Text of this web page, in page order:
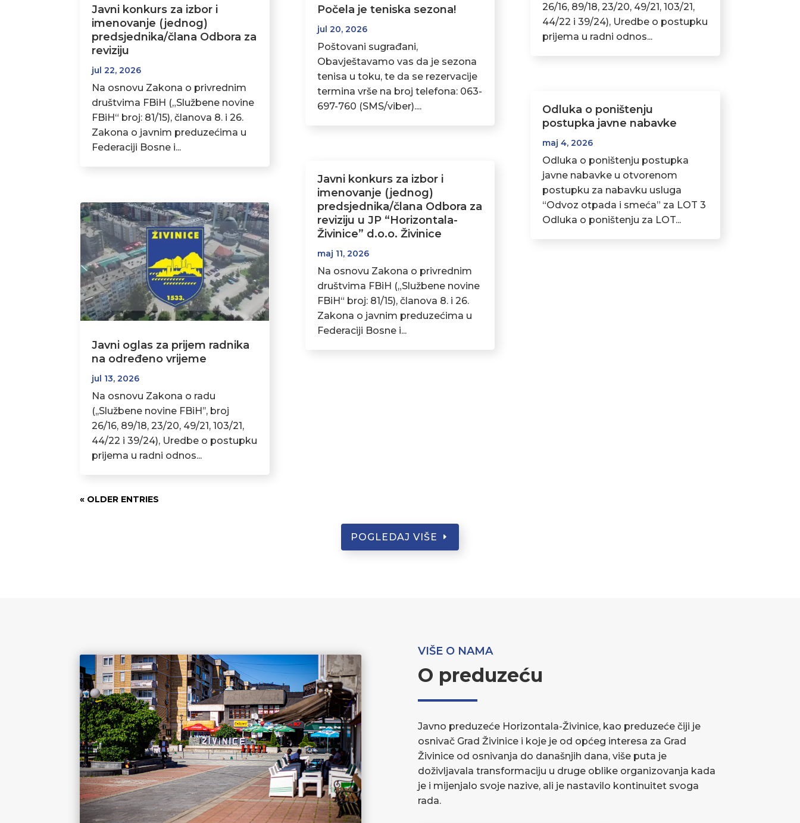
Javni konkurs za izbor i
imenovanje (jednog)
predsjednika/člana Odbora za
reviziju
jul 22, 2026
Na osnovu Zakona o privrednim
društvima FBiH („Službene novine
FBiH“ broj: 81/15), članova 8. i 26.
Zakona o javnim preduzećima u
Federaciji Bosne i...
Javni oglas za prijem radnika
na određeno vrijeme
jul 13, 2026
Na osnovu Zakona o radu
(,,Službene novine FBiH’’, broj
26/16, 89/18, 23/20, 49/21, 103/21,
44/22 i 39/24), Uredbe o postupku
prijema u radni odnos...
Počela je teniska sezona!
jul 20, 2026
Poštovani sugrađani,
Obavještavamo vas da je sezona
tenisa u toku, te da se rezervacije
termina vrše na broj telefona: 063-
697-760 (SMS/viber)....
Javni konkurs za izbor i
imenovanje (jednog)
predsjednika/člana Odbora za
reviziju u JP “Horizontala-
Živinice” d.o.o. Živinice
maj 11, 2026
Na osnovu Zakona o privrednim
društvima FBiH („Službene novine
FBiH“ broj: 81/15), članova 8. i 26.
Zakona o javnim preduzećima u
Federaciji Bosne i...
26/16, 89/18, 23/20, 49/21, 103/21,
44/22 i 39/24), Uredbe o postupku
prijema u radni odnos...
Odluka o poništenju
postupka javne nabavke
maj 4, 2026
Odluka o poništenju postupka
javne nabavke u otvorenom
postupku za nabavku usluga
“Odvoz otpada i smeća” za LOT 3
Odluka o poništenju za LOT...
« OLDER ENTRIES
POGLEDAJ VIŠE
VIŠE O NAMA
O preduzeću
Javno preduzeće Horizontala-Živinice, kao preduzeće čiji je
osnivač Grad Živinice i koje je od općeg interesa za Grad
Živinice od osnivanja do današnjih dana, više puta je
doživljavala transformaciju u druge oblike organizovanja kada
je i mijenjalo svoje nazive, ali je nastavilo kontinuitet svoga
rada.